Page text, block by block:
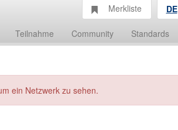
Teilnahme Community Standards
Merkliste DE
ein Netzwerk zu sehen.